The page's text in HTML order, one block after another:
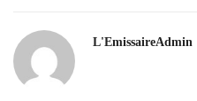
L'EmissaireAdmin